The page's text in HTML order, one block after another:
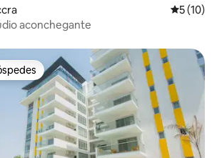
5 de uma
5 (10)
aconchegante